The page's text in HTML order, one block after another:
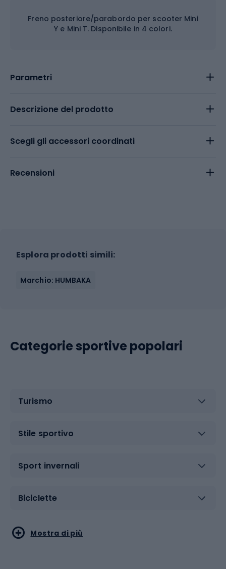
Freno posteriore/parabordo per scooter Mini
Y e Mini T. Disponibile in 4 colori.
Parametri
Descrizione del prodotto
Scegli gli accessori coordinati
Recensioni
Esplora prodotti simili:
Marchio: HUMBAKA
Categorie sportive popolari
Turismo
Stile sportivo
Sport invernali
Biciclette
Sport acquatici
Sport di arti marziali
Mostra di più